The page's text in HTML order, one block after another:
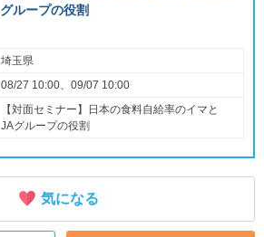
グループの役割
埼玉県
08/27 10:00、09/07 10:00
【対面セミナー】日本の食料自給率のイマと
JAグループの役割
気になる